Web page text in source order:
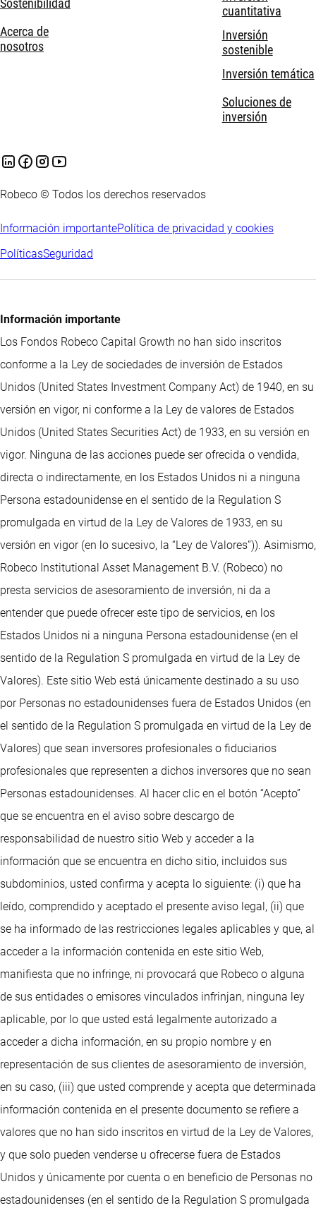
Sostenibilidad
Acerca de
nosotros
cuantitativa
Inversión
sostenible
Inversión temática
Soluciones de
inversión
Robeco © Todos los derechos reservados
Información importantePolítica de privacidad y cookies
PolíticasSeguridad
Información importante
Los Fondos Robeco Capital Growth no han sido inscritos
conforme a la Ley de sociedades de inversión de Estados
Unidos (United States Investment Company Act) de 1940, en su
versión en vigor, ni conforme a la Ley de valores de Estados
Unidos (United States Securities Act) de 1933, en su versión en
vigor. Ninguna de las acciones puede ser ofrecida o vendida,
directa o indirectamente, en los Estados Unidos ni a ninguna
Persona estadounidense en el sentido de la Regulation S
promulgada en virtud de la Ley de Valores de 1933, en su
versión en vigor (en lo sucesivo, la “Ley de Valores”)). Asimismo,
Robeco Institutional Asset Management B.V. (Robeco) no
presta servicios de asesoramiento de inversión, ni da a
entender que puede ofrecer este tipo de servicios, en los
Estados Unidos ni a ninguna Persona estadounidense (en el
sentido de la Regulation S promulgada en virtud de la Ley de
Valores). Este sitio Web está únicamente destinado a su uso
por Personas no estadounidenses fuera de Estados Unidos (en
el sentido de la Regulation S promulgada en virtud de la Ley de
Valores) que sean inversores profesionales o fiduciarios
profesionales que representen a dichos inversores que no sean
Personas estadounidenses. Al hacer clic en el botón “Acepto”
que se encuentra en el aviso sobre descargo de
responsabilidad de nuestro sitio Web y acceder a la
información que se encuentra en dicho sitio, incluidos sus
subdominios, usted confirma y acepta lo siguiente: (i) que ha
leído, comprendido y aceptado el presente aviso legal, (ii) que
se ha informado de las restricciones legales aplicables y que, al
acceder a la información contenida en este sitio Web,
manifiesta que no infringe, ni provocará que Robeco o alguna
de sus entidades o emisores vinculados infrinjan, ninguna ley
aplicable, por lo que usted está legalmente autorizado a
acceder a dicha información, en su propio nombre y en
representación de sus clientes de asesoramiento de inversión,
en su caso, (iii) que usted comprende y acepta que determinada
información contenida en el presente documento se refiere a
valores que no han sido inscritos en virtud de la Ley de Valores,
y que solo pueden venderse u ofrecerse fuera de Estados
Unidos y únicamente por cuenta o en beneficio de Personas no
estadounidenses (en el sentido de la Regulation S promulgada